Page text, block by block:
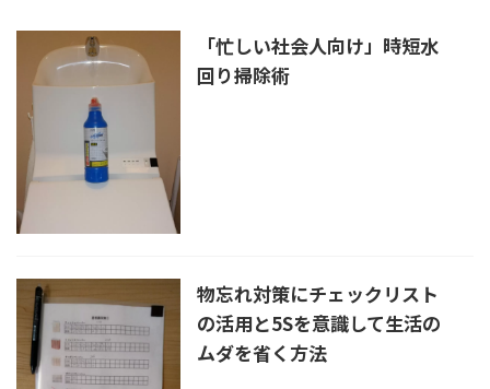
「忙しい社会人向け」時短水
回り掃除術
物忘れ対策にチェックリスト
の活用と5Sを意識して生活の
ムダを省く方法